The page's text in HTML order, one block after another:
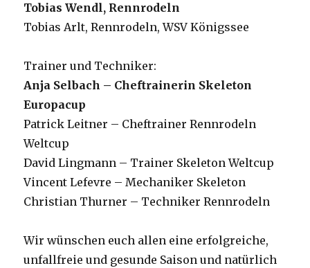
Tobias Wendl, Rennrodeln
Tobias Arlt, Rennrodeln, WSV Königssee
Trainer und Techniker:
Anja Selbach – Cheftrainerin Skeleton
Europacup
Patrick Leitner – Cheftrainer Rennrodeln
Weltcup
David Lingmann – Trainer Skeleton Weltcup
Vincent Lefevre – Mechaniker Skeleton
Christian Thurner – Techniker Rennrodeln
Wir wünschen euch allen eine erfolgreiche,
unfallfreie und gesunde Saison und natürlich